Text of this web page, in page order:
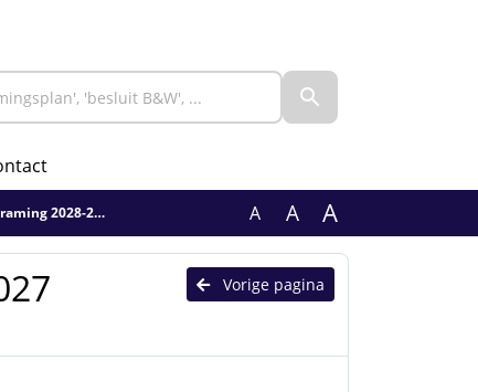
2028-2030 A A A
Vorige pagina